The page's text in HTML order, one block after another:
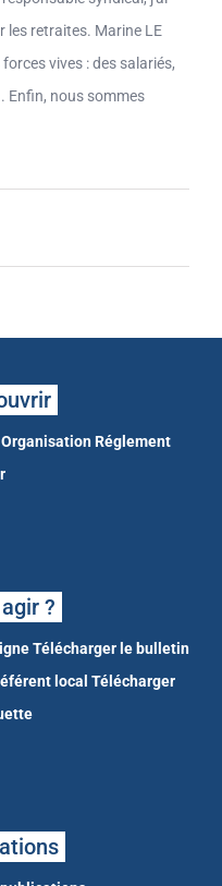
les retraites. Marine LE
vives : des salariés,
Enfin, nous sommes
Organisation Réglement
?
Télécharger le bulletin
local Télécharger